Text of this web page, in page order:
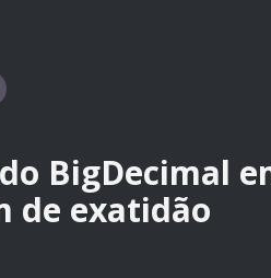
BigDecimal
de exatidão